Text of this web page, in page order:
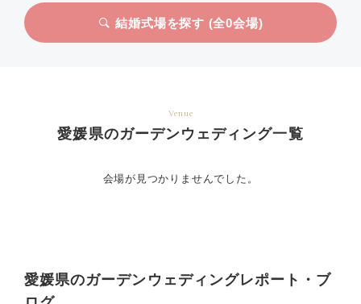
結婚式場を探す (全0会場)
Venue
愛媛県のガーデンウェディング一覧
会場が見つかりませんでした。
愛媛県のガーデンウェディングレポート・ブ